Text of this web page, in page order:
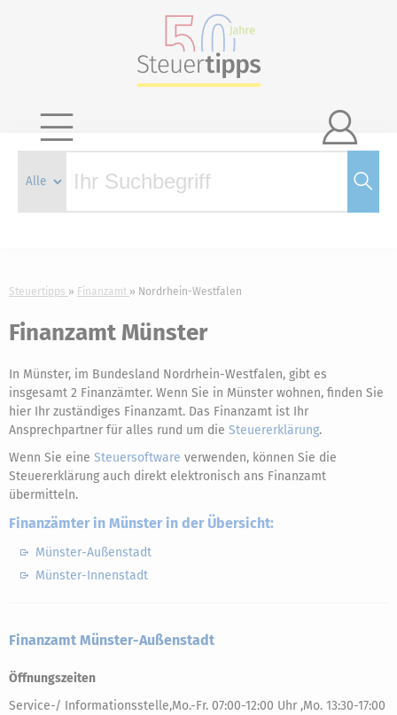

Steuertipps Finanzamt Nordrhein-Westfalen
Finanzamt Münster
In Münster, im Bundesland Nordrhein-Westfalen, gibt es
insgesamt 2 Finanzämter. Wenn Sie in Münster wohnen, finden Sie
hier Ihr zuständiges Finanzamt. Das Finanzamt ist Ihr
Ansprechpartner für alles rund um die Steuererklärung.
Wenn Sie eine Steuersoftware verwenden, können Sie die
Steuererklärung auch direkt elektronisch ans Finanzamt
übermitteln.
Finanzämter in Münster in der Übersicht:
Münster-Außenstadt
Münster-Innenstadt
Finanzamt Münster-Außenstadt
Öffnungszeiten
Service-/ Informationsstelle,Mo.-Fr. 07:00-12:00 Uhr ,Mo. 13:30-17:00